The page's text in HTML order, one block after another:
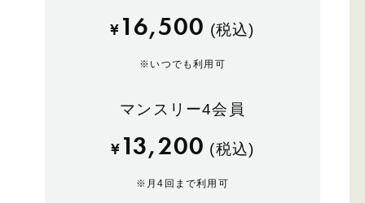
¥ 16,500 (税込)
※ いつでも利用可
マンスリー4会員
¥ 13,200 (税込)
※ 月4回まで利用可